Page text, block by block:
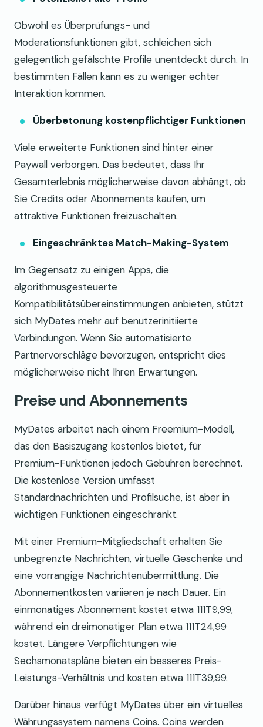
Obwohl es Überprüfungs- und
Moderationsfunktionen gibt, schleichen sich
gelegentlich gefälschte Profile unentdeckt durch. In
bestimmten Fällen kann es zu weniger echter
Interaktion kommen.
Überbetonung kostenpflichtiger Funktionen
Viele erweiterte Funktionen sind hinter einer
Paywall verborgen. Das bedeutet, dass Ihr
Gesamterlebnis möglicherweise davon abhängt, ob
Sie Credits oder Abonnements kaufen, um
attraktive Funktionen freizuschalten.
Eingeschränktes Match-Making-System
Im Gegensatz zu einigen Apps, die
algorithmusgesteuerte
Kompatibilitätsübereinstimmungen anbieten, stützt
sich MyDates mehr auf benutzerinitiierte
Verbindungen. Wenn Sie automatisierte
Partnervorschläge bevorzugen, entspricht dies
möglicherweise nicht Ihren Erwartungen.
Preise und Abonnements
MyDates arbeitet nach einem Freemium-Modell,
das den Basiszugang kostenlos bietet, für
Premium-Funktionen jedoch Gebühren berechnet.
Die kostenlose Version umfasst
Standardnachrichten und Profilsuche, ist aber in
wichtigen Funktionen eingeschränkt.
Mit einer Premium-Mitgliedschaft erhalten Sie
unbegrenzte Nachrichten, virtuelle Geschenke und
eine vorrangige Nachrichtenübermittlung. Die
Abonnementkosten variieren je nach Dauer. Ein
einmonatiges Abonnement kostet etwa 111T9,99,
während ein dreimonatiger Plan etwa 111T24,99
kostet. Längere Verpflichtungen wie
Sechsmonatspläne bieten ein besseres Preis-
Leistungs-Verhältnis und kosten etwa 111T39,99.
Darüber hinaus verfügt MyDates über ein virtuelles
Währungssystem namens Coins. Coins werden